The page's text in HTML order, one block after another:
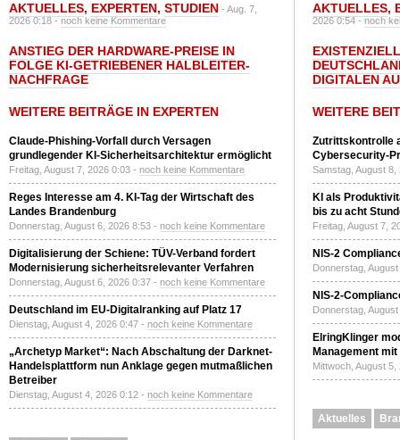
AKTUELLES, EXPERTEN, STUDIEN - Aug. 7,
2026 0:18 -noch keine Kommentare
ANSTIEG DER HARDWARE-PREISE IN
FOLGE KI-GETRIEBENER HALBLEITER-
NACHFRAGE
WEITERE BEITRÄGE IN EXPERTEN
Claude-Phishing-Vorfall durch Versagen
grundlegender KI-Sicherheitsarchitektur ermöglicht
Freitag, August 7, 2026 0:03 - noch keine Kommentare
Reges Interesse am 4. KI-Tag der Wirtschaft des
Landes Brandenburg
Donnerstag, August 6, 2026 8:53 - noch keine Kommentare
Digitalisierung der Schiene: TÜV-Verband fordert
Modernisierung sicherheitsrelevanter Verfahren
Donnerstag, August 6, 2026 0:37 - noch keine Kommentare
Deutschland im EU-Digitalranking auf Platz 17
Dienstag, August 4, 2026 0:47 - noch keine Kommentare
„Archetyp Market“: Nach Abschaltung der Darknet-
Handelsplattform nun Anklage gegen mutmaßlichen
Betreiber
Dienstag, August 4, 2026 0:12 - noch keine Kommentare
AKTUELLES,
2026 0:54 -noch
DIGITALEN
WEITERE
Zutrittskontrolle
Cybersecurity-
Samstag, August
KI als
bis zu acht
Freitag, August 7,
NIS-2
Donnerstag,
NIS-2-
Donnerstag,
ElringKlinger
Management
Mittwoch, August
Aktuelles